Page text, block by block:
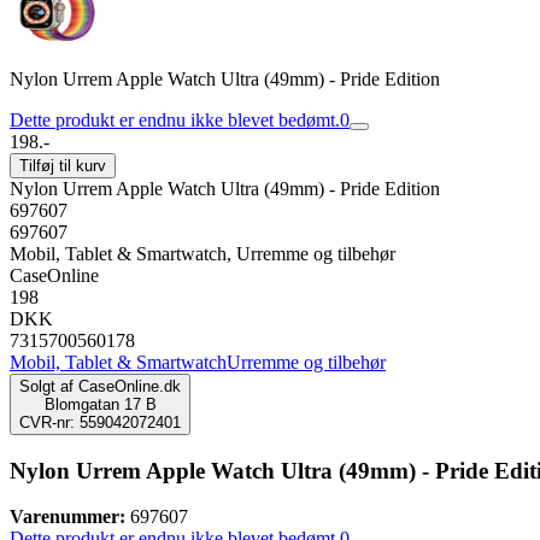
Nylon Urrem Apple Watch Ultra (49mm) - Pride Edition
Dette produkt er endnu ikke blevet bedømt.0
198.-
Tilføj til kurv
Nylon Urrem Apple Watch Ultra (49mm) - Pride Edition
697607
697607
Mobil, Tablet & Smartwatch, Urremme og tilbehør
CaseOnline
198
DKK
7315700560178
Mobil, Tablet & SmartwatchUrremme og tilbehør
Solgt af CaseOnline.dk
Blomgatan 17 B
CVR-nr: 559042072401
Nylon Urrem Apple Watch Ultra (49mm) - Pride
Varenummer: 697607